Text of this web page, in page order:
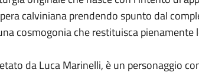
calviniana prendendo spunto dal
cosmogonia che restituisca
da Luca Marinelli, è un personaggio